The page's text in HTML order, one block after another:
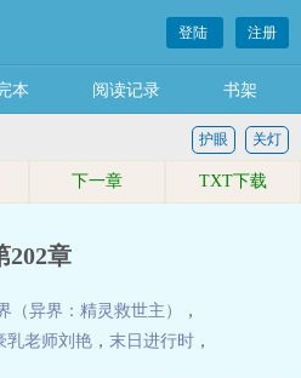
登陆 注册
本 阅读记录 书架
关灯
护眼
下一章 TXT下载
202章
（异界：精灵救世主）
，
乳老师刘艳 ， 末日进行时 ，